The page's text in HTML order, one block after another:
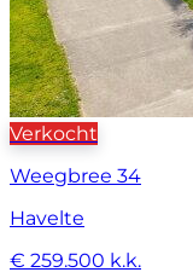
Verkocht
Weegbree 34
Havelte
€ 259.500 k.k.